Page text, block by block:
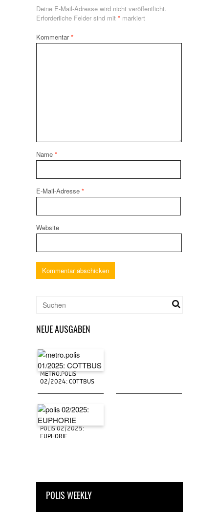
Deine E-Mail-Adresse wird nicht veröffentlicht.
Erforderliche Felder sind mit * markiert
Kommentar*
Name *
E-Mail-Adresse *
Website
NEUE AUSGABEN
METRO.POLIS
02/2024: COTTBUS
POLIS 02/2025:
EUPHORIE
POLIS WEEKLY